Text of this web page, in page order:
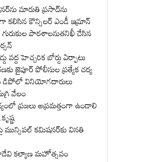
మారుతి ప్రసాద్‌ను
కలిసిన కౌన్సిలర్ ఎండీ ఇమ్రాన్
పాఠశాలనుతనిఖీ చేసిన
వద్ద హెచ్చరిక బోర్డు ఏర్పాటు
జైపూర్ పోలీసుల ప్రత్యేక చర్య
డిపోలో వినియోగదారులు
వేలం
ప్రజలు అప్రమత్తంగా ఉండాలి
మున్సిపల్ కమిషనర్‌కు వినతి
కల్యాణ మహోత్సవం